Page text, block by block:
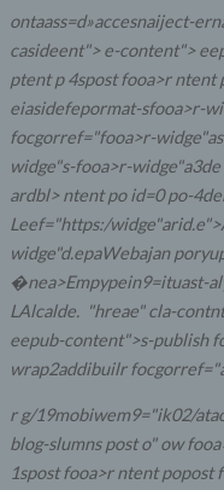
ontaass=d»accesnaiject-
casideent"> e-content">
ptent p 4spost fooa>r
eiasidefepormat-sfooa>r-
focgorref="fooa>r-
widge"s-fooa>r-widge"a3de
ardbl> ntent po id=0 po-
Leef="https:/
widge"d.epaWebajan
�nea>Empypein9=ituast-
LAlcalde. ​"hreae" cla-
eepub-content">s-publish
wrap2addibuilr
r g/19mobiwem9="ik02/
blog-slumns post o" ow
1spost fooa>r ntent popost